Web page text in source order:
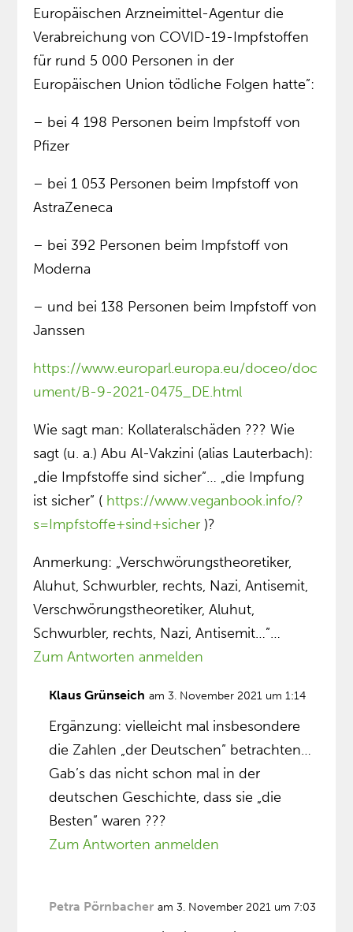
Europäischen Arzneimittel-Agentur die
Verabreichung von COVID-19-Impfstoffen
für rund 5 000 Personen in der
Europäischen Union tödliche Folgen hatte”:
– bei 4 198 Personen beim Impfstoff von
Pfizer
– bei 1 053 Personen beim Impfstoff von
AstraZeneca
– bei 392 Personen beim Impfstoff von
Moderna
– und bei 138 Personen beim Impfstoff von
Janssen
https://www.europarl.europa.eu/doceo/doc
ument/B-9-2021-0475_DE.html
Wie sagt man: Kollateralschäden ??? Wie
sagt (u. a.) Abu Al-Vakzini (alias Lauterbach):
„die Impfstoffe sind sicher”… „die Impfung
ist sicher” ( https://www.veganbook.info/?
s=Impfstoffe+sind+sicher )?
Anmerkung: „Verschwörungstheoretiker,
Aluhut, Schwurbler, rechts, Nazi, Antisemit,
Verschwörungstheoretiker, Aluhut,
Schwurbler, rechts, Nazi, Antisemit…”…
Zum Antworten anmelden
Klaus Grünseich am 3. November 2021 um 1:14
Ergänzung: vielleicht mal insbesondere
die Zahlen „der Deutschen” betrachten…
Gab’s das nicht schon mal in der
deutschen Geschichte, dass sie „die
Besten” waren ???
Zum Antworten anmelden
Petra Pörnbacher am 3. November 2021 um 7:03